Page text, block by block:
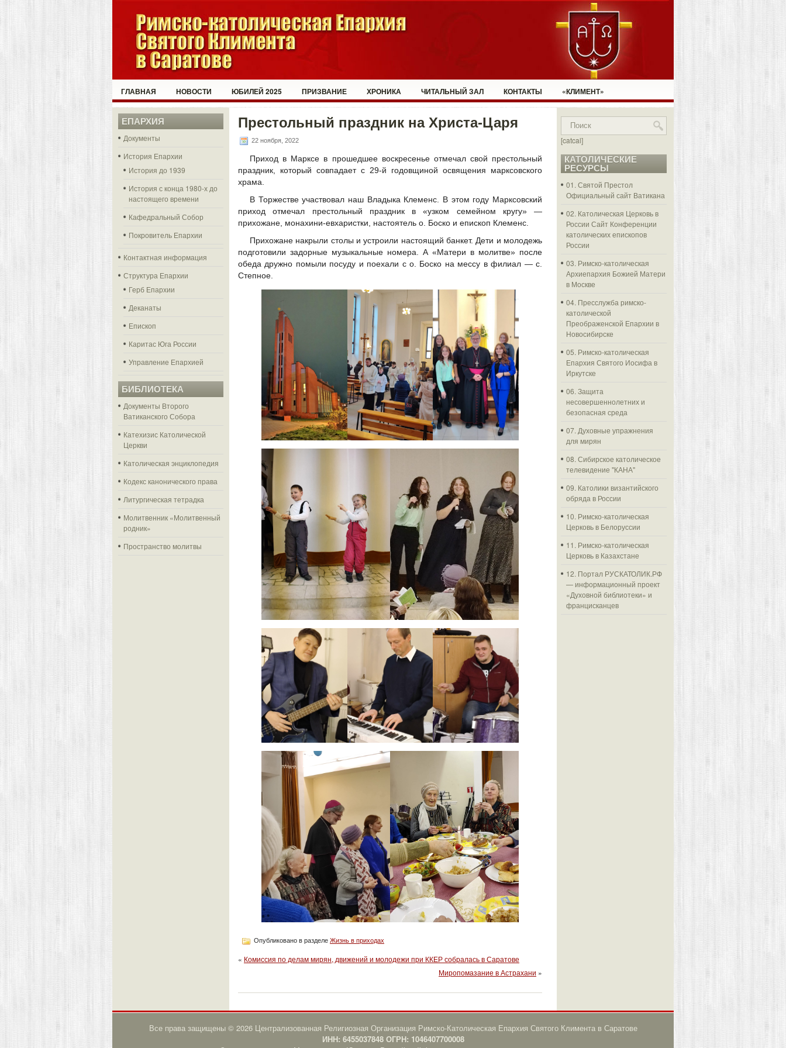
ГЛАВНАЯ НОВОСТИ ЮБИЛЕЙ 2025 ПРИЗВАНИЕ ХРОНИКА ЧИТАЛЬНЫЙ ЗАЛ КОНТАКТЫ «КЛИМЕНТ»
ЕПАРХИЯ
Документы
История Епархии
История до 1939
История с конца 1980-х до
настоящего времени
Кафедральный Собор
Покровитель Епархии
Контактная информация
Структура Епархии
Герб Епархии
Деканаты
Епископ
Каритас Юга России
Управление Епархией
БИБЛИОТЕКА
Документы Второго
Ватиканского Собора
Катехизис Католической
Церкви
Католическая энциклопедия
Кодекс канонического права
Литургическая тетрадка
Молитвенник «Молитвенный
родник»
Пространство молитвы
Престольный праздник на Христа-Царя
22 ноября, 2022
Приход в Марксе в прошедшее воскресенье отмечал свой престольный
праздник, который совпадает с 29-й годовщиной освящения марксовского
храма.
В Торжестве участвовал наш Владыка Клеменс. В этом году Марксовский
приход отмечал престольный праздник в «узком семейном кругу» —
прихожане, монахини-евхаристки, настоятель о. Боско и епископ Клеменс.
Прихожане накрыли столы и устроили настоящий банкет. Дети и молодежь
подготовили задорные музыкальные номера. А «Матери в молитве» после
обеда дружно помыли посуду и поехали с о. Боско на мессу в филиал — с.
Степное.
Опубликовано в разделе Жизнь в приходах
« Комиссия по делам мирян, движений и молодежи при ККЕР собралась в Саратове
Миропомазание в Астрахани »
[catcal]
КАТОЛИЧЕСКИЕ
РЕСУРСЫ
01. Святой Престол
Официальный сайт Ватикана
02. Католическая Церковь в
России Сайт Конференции
католических епископов
России
03. Римско-католическая
Архиепархия Божией Матери
в Москве
04. Пресслужба римско-
католической
Преображенской Епархии в
Новосибирске
05. Римско-католическая
Епархия Святого Иосифа в
Иркутске
06. Защита
несовершеннолетних и
безопасная среда
07. Духовные упражнения
для мирян
08. Сибирское католическое
телевидение "КАНА"
09. Католики византийского
обряда в России
10. Римско-католическая
Церковь в Белоруссии
11. Римско-католическая
Церковь в Казахстане
12. Портал РУСКАТОЛИК.РФ
— информационный проект
«Духовной библиотеки» и
францисканцев
Все права защищены © 2026 Централизованная Религиозная Организация Римско-Католическая Епархия Святого Климента в Саратове
ИНН: 6455037848 ОГРН: 1046407700008